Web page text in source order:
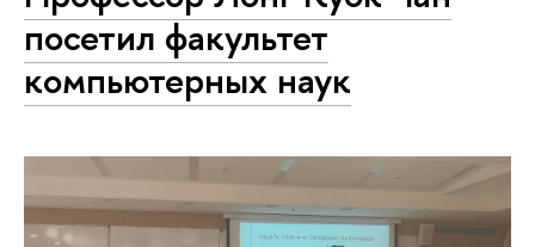
посетил факультет
компьютерных наук